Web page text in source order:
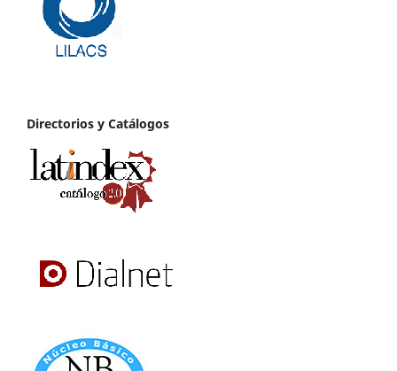
Directorios y Catálogos